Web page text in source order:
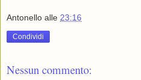
Antonello alle 23:16
Condividi
Nessun commento: